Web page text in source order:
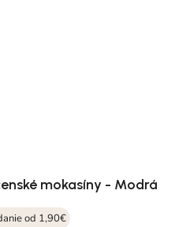
mokasíny - Modrá
od 1,90€